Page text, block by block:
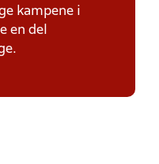
kampene i
en del